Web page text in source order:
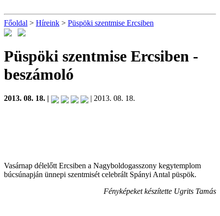
Főoldal > Híreink > Püspöki szentmise Ercsiben
Püspöki szentmise Ercsiben -
beszámoló
2013. 08. 18. | | 2013. 08. 18.
Vasárnap délelőtt Ercsiben a Nagyboldogasszony kegytemplom
búcsúnapján ünnepi szentmisét celebrált Spányi Antal püspök.
Fényképeket készítette Ugrits Tamás